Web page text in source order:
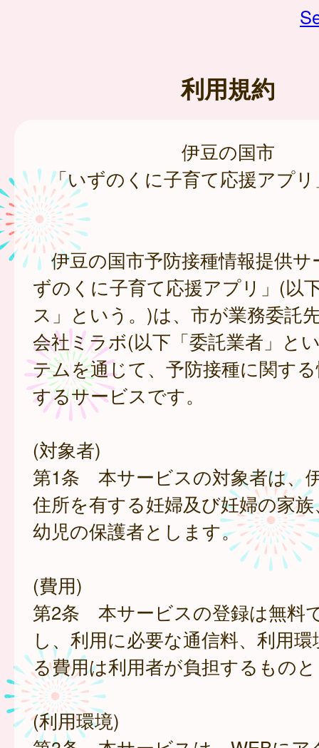
利用規約
伊豆の国市
「いずのくに子育て応援アプ
伊豆の国市予防接種情報提供サ
ずのくに子育て応援アプリ」(以
ス」という。)は、市が業務委託
会社ミラボ(以下「委託業者」と
テムを通じて、予防接種に関す
するサービスです。
(対象者)
第1条 本サービスの対象者は、
住所を有する妊婦及び妊婦の家
幼児の保護者とします。
(費用)
第2条 本サービスの登録は無料
し、利用に必要な通信料、利用
る費用は利用者が負担するもの
(利用環境)